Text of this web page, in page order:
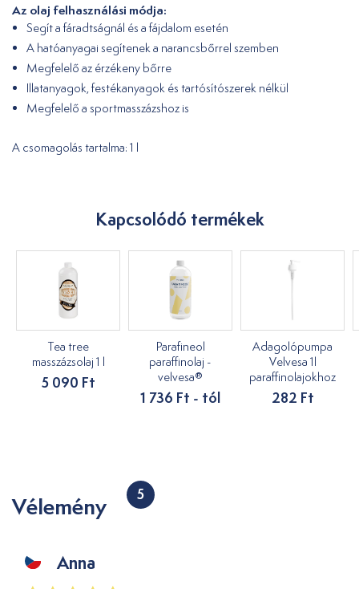
Az olaj felhasználási módja:
Segít a fáradtságnál és a fájdalom esetén
A hatóanyagai segítenek a narancsbőrrel szemben
Megfelelő az érzékeny bőrre
Illatanyagok, festékanyagok és tartósítószerek nélkül
Megfelelő a sportmasszázshoz is
A csomagolás tartalma: 1 l
Kapcsolódó termékek
Tea tree
masszázsolaj 1 l
5 090 Ft
Parafineol
paraffinolaj -
velvesa®
1 736 Ft - tól
Adagolópumpa
Velvesa 1l
paraffinolajokhoz
282 Ft
Vélemény 5
Anna